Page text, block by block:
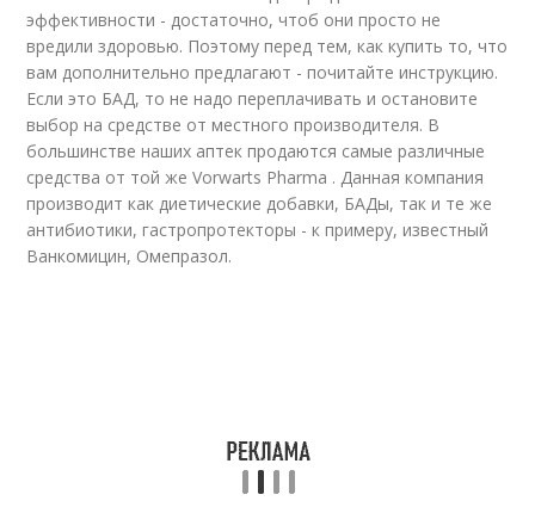
эффективности - достаточно, чтоб они просто не
вредили здоровью. Поэтому перед тем, как купить то, что
вам дополнительно предлагают - почитайте инструкцию.
Если это БАД, то не надо переплачивать и остановите
выбор на средстве от местного производителя. В
большинстве наших аптек продаются самые различные
средства от той же Vorwarts Pharma . Данная компания
производит как диетические добавки, БАДы, так и те же
антибиотики, гастропротекторы - к примеру, известный
Ванкомицин, Омепразол.